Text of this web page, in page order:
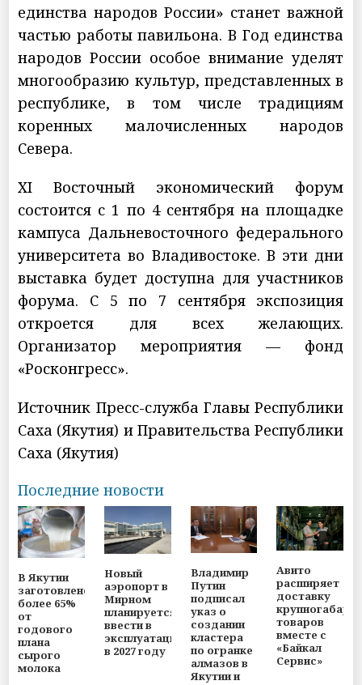
единства народов России» станет важной
частью работы павильона. В Год единства
народов России особое внимание уделят
многообразию культур, представленных в
республике, в том числе традициям
коренных малочисленных народов
Севера.
XI Восточный экономический форум
состоится с 1 по 4 сентября на площадке
кампуса Дальневосточного федерального
университета во Владивостоке. В эти дни
выставка будет доступна для участников
форума. С 5 по 7 сентября экспозиция
откроется для всех желающих.
Организатор мероприятия — фонд
«Росконгресс».
Источник Пресс-служба Главы Республики
Саха (Якутия) и Правительства Республики
Саха (Якутия)
Последние новости
В Якутии
заготовлено
более 65%
от
годового
плана
сырого
молока
Новый
аэропорт в
Мирном
планируется
ввести в
эксплуатацию
в 2027 году
Владимир
Путин
подписал
указ о
создании
кластера
по огранке
алмазов в
Якутии и
Авито
расширяет
доставку
товаров
вместе с
«Байкал
Сервис»